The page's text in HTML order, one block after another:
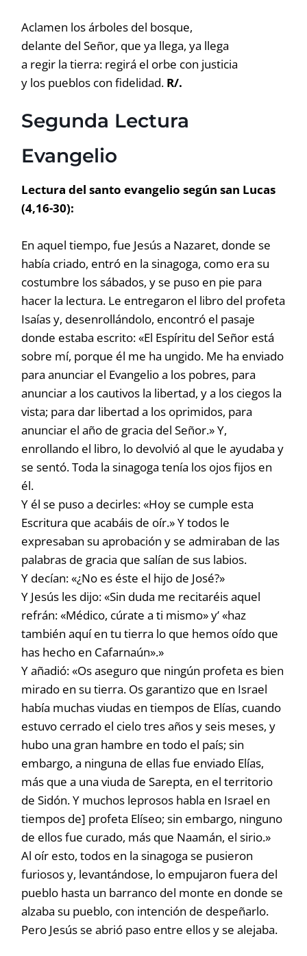
Aclamen los árboles del bosque,
delante del Señor, que ya llega, ya llega
a regir la tierra: regirá el orbe con justicia
y los pueblos con fidelidad. R/.
Segunda Lectura
Evangelio
Lectura del santo evangelio según san Lucas
(4,16-30):
En aquel tiempo, fue Jesús a Nazaret, donde se
había criado, entró en la sinagoga, como era su
costumbre los sábados, y se puso en pie para
hacer la lectura. Le entregaron el libro del profeta
Isaías y, desenrollándolo, encontró el pasaje
donde estaba escrito: «El Espíritu del Señor está
sobre mí, porque él me ha ungido. Me ha enviado
para anunciar el Evangelio a los pobres, para
anunciar a los cautivos la libertad, y a los ciegos la
vista; para dar libertad a los oprimidos, para
anunciar el año de gracia del Señor.» Y,
enrollando el libro, lo devolvió al que le ayudaba y
se sentó. Toda la sinagoga tenía los ojos fijos en
él.
Y él se puso a decirles: «Hoy se cumple esta
Escritura que acabáis de oír.» Y todos le
expresaban su aprobación y se admiraban de las
palabras de gracia que salían de sus labios.
Y decían: «¿No es éste el hijo de José?»
Y Jesús les dijo: «Sin duda me recitaréis aquel
refrán: «Médico, cúrate a ti mismo» y’ «haz
también aquí en tu tierra lo que hemos oído que
has hecho en Cafarnaún».»
Y añadió: «Os aseguro que ningún profeta es bien
mirado en su tierra. Os garantizo que en Israel
había muchas viudas en tiempos de Elías, cuando
estuvo cerrado el cielo tres años y seis meses, y
hubo una gran hambre en todo el país; sin
embargo, a ninguna de ellas fue enviado Elías,
más que a una viuda de Sarepta, en el territorio
de Sidón. Y muchos leprosos habla en Israel en
tiempos de] profeta Elíseo; sin embargo, ninguno
de ellos fue curado, más que Naamán, el sirio.»
Al oír esto, todos en la sinagoga se pusieron
furiosos y, levantándose, lo empujaron fuera del
pueblo hasta un barranco del monte en donde se
alzaba su pueblo, con intención de despeñarlo.
Pero Jesús se abrió paso entre ellos y se alejaba.